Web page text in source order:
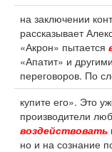
на заключении
рассказывает
«Акрон» пытается
«Апатит» и
переговоров. По
купите его». Это
производители
воздействовать
но и на сознание